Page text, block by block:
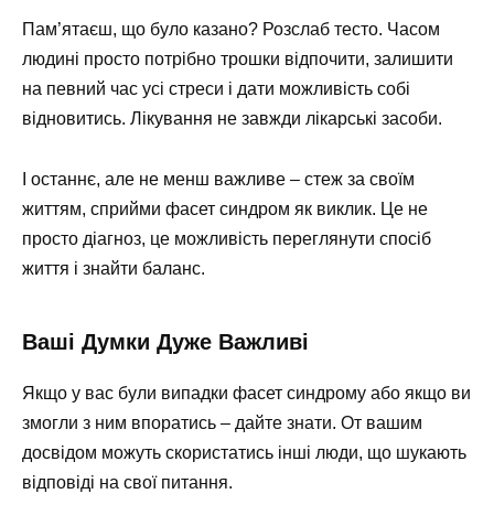
Пам’ятаєш, що було казано? Розслаб тесто. Часом
людині просто потрібно трошки відпочити, залишити
на певний час усі стреси і дати можливість собі
відновитись. Лікування не завжди лікарські засоби.
І останнє, але не менш важливе – стеж за своїм
життям, сприйми фасет синдром як виклик. Це не
просто діагноз, це можливість переглянути спосіб
життя і знайти баланс.
Ваші Думки Дуже Важливі
Якщо у вас були випадки фасет синдрому або якщо ви
змогли з ним впоратись – дайте знати. От вашим
досвідом можуть скористатись інші люди, що шукають
відповіді на свої питання.